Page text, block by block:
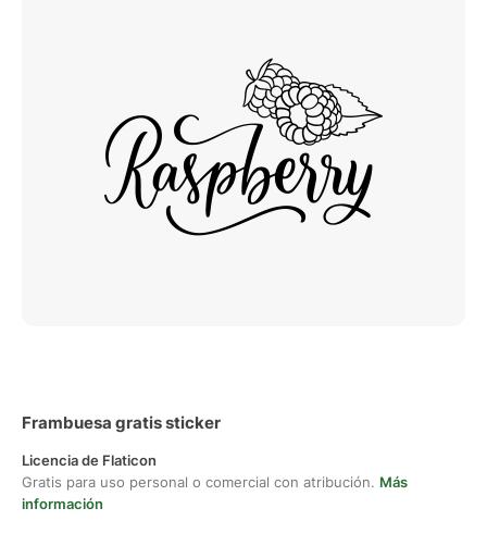
Frambuesa gratis sticker
Licencia de Flaticon
Gratis para uso personal o comercial con atribución. Más
información